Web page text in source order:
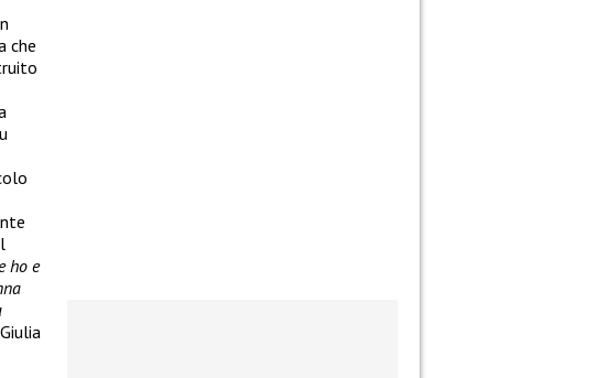
che
ho e
Giulia